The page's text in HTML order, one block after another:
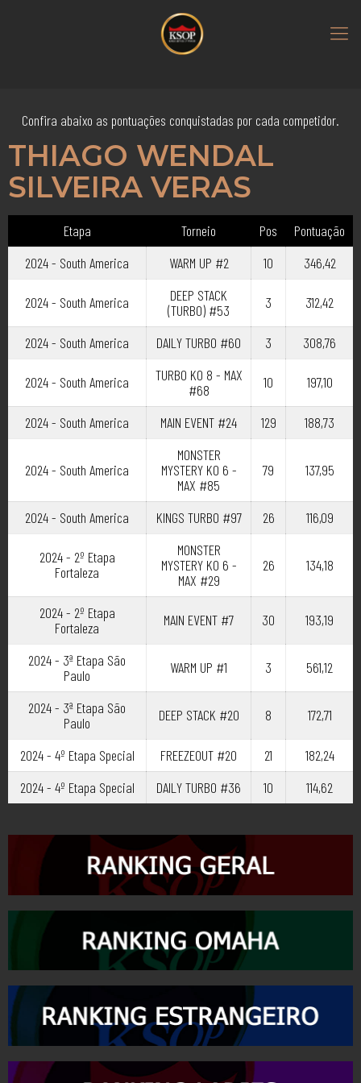
Confira abaixo as pontuações conquistadas por cada competidor.
THIAGO WENDAL
SILVEIRA VERAS
Etapa Torneio Pos
Pontuação
2024 - South America
WARM UP #2 10 346,42
2024 - South America
DEEP STACK
(TURBO) #53
3 312,42
2024 - South America DAILY TURBO #60 3 308,76
2024 - South America
TURBO KO 8 - MAX
#68
10 197,10
2024 - South America MAIN EVENT #24 129 188,73
2024 - South America
MONSTER
MYSTERY KO 6 -
MAX #85
79 137,95
2024 - South America KINGS TURBO #97 26 116,09
2024 - 2º Etapa
Fortaleza
MONSTER
MYSTERY KO 6 -
MAX #29
26 134,18
2024 - 2º Etapa
Fortaleza
MAIN EVENT #7 30 193,19
2024 - 3ª Etapa São
Paulo
WARM UP #1 3 561,12
2024 - 3ª Etapa São
Paulo
DEEP STACK #20 8 172,71
2024 - 4º Etapa Special FREEZEOUT #20 21
182,24
2024 - 4º Etapa Special
DAILY TURBO #36 10 114,62